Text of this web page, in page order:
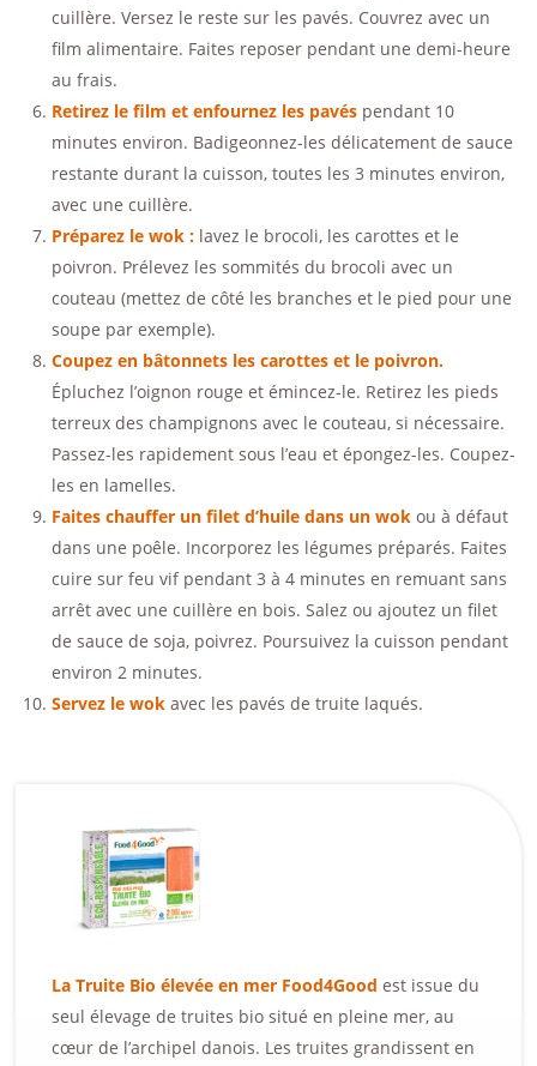
cuillère. Versez le reste sur les pavés. Couvrez avec un
film alimentaire. Faites reposer pendant une demi-heure
au frais.
Retirez le film et enfournez les pavés pendant 10
minutes environ. Badigeonnez-les délicatement de sauce
restante durant la cuisson, toutes les 3 minutes environ,
avec une cuillère.
Préparez le wok : lavez le brocoli, les carottes et le
poivron. Prélevez les sommités du brocoli avec un
couteau (mettez de côté les branches et le pied pour une
soupe par exemple).
Coupez en bâtonnets les carottes et le poivron.
Épluchez l’oignon rouge et émincez-le. Retirez les pieds
terreux des champignons avec le couteau, si nécessaire.
Passez-les rapidement sous l’eau et épongez-les. Coupez-
les en lamelles.
Faites chauffer un filet d’huile dans un wok ou à défaut
dans une poêle. Incorporez les légumes préparés. Faites
cuire sur feu vif pendant 3 à 4 minutes en remuant sans
arrêt avec une cuillère en bois. Salez ou ajoutez un filet
de sauce de soja, poivrez. Poursuivez la cuisson pendant
environ 2 minutes.
Servez le wokavec les pavés de truite laqués.
La Truite Bio élevée en mer Food4Good est issue du
seul élevage de truites bio situé en pleine mer, au
cœur de l’archipel danois. Les truites grandissent en